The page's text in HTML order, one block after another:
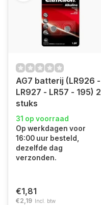
AG7 batterij (LR926 -
LR927 - LR57 - 195) 2
stuks
31 op voorraad
Op werkdagen voor
16:00 uur besteld,
dezelfde dag
verzonden.
€1,81
€2,19 Incl. btw